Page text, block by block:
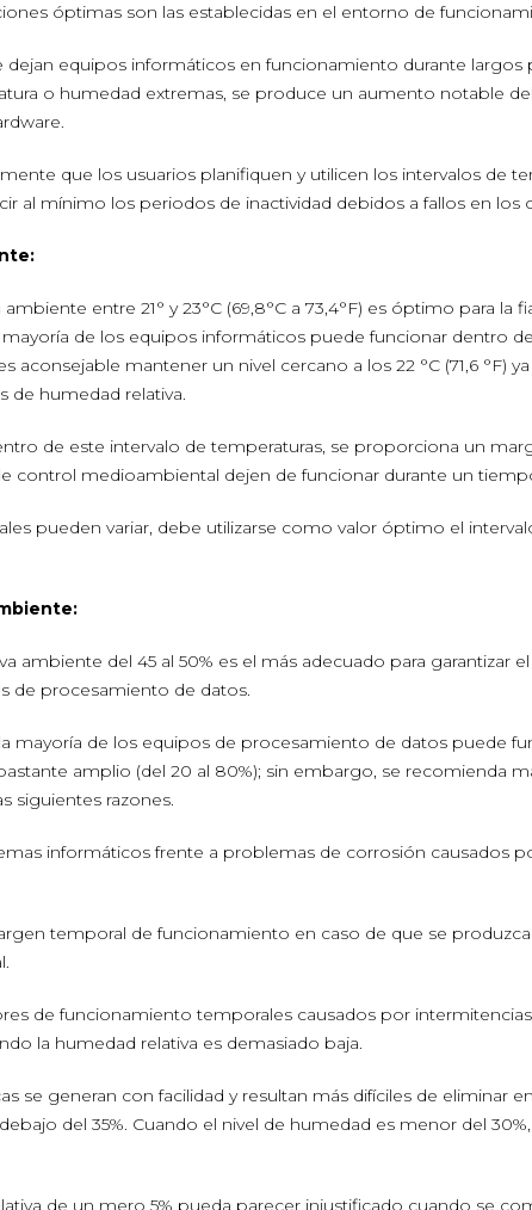
óptimas son las establecidas en el entorno de
dejan equipos informáticos en funcionamiento durante
o humedad extremas, se produce un aumento notable
que los usuarios planifiquen y utilicen los intervalos de
al mínimo los periodos de inactividad debidos a fallos en los
entre 21° y 23°C (69,8°C a 73,4°F) es óptimo para la
de los equipos informáticos puede funcionar dentro
aconsejable mantener un nivel cercano a los 22 °C (71,6 °F)
de humedad relativa.
de este intervalo de temperaturas, se proporciona un
control medioambiental dejen de funcionar durante un
pueden variar, debe utilizarse como valor óptimo el
ambiente del 45 al 50% es el más adecuado para garantizar
de procesamiento de datos.
mayoría de los equipos de procesamiento de datos puede
amplio (del 20 al 80%); sin embargo, se recomienda
siguientes razones.
informáticos frente a problemas de corrosión causados
temporal de funcionamiento en caso de que se
de funcionamiento temporales causados por
la humedad relativa es demasiado baja.
se generan con facilidad y resultan más difíciles de eliminar
del 35%. Cuando el nivel de humedad es menor del
de un mero 5% pueda parecer injustificado cuando se